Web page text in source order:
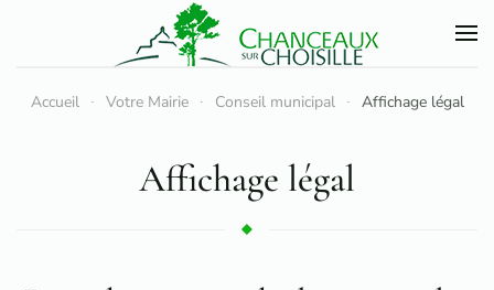
Accéder au contenu principal
Accueil Votre Mairie Conseil municipal Affichage légal
Affichage légal